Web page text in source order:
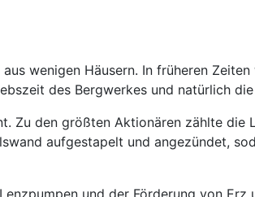
wenigen Häusern. In früheren
des Bergwerkes und natürlich
Zu den größten Aktionären zählte die
aufgestapelt und angezündet,
und der Förderung von Erz